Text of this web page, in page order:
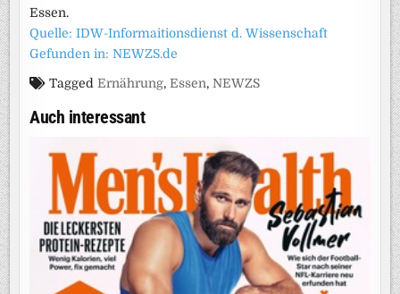
Essen.
Quelle: IDW-Informaitionsdienst d. Wissenschaft
Gefunden in: NEWZS.de
TaggedErnährung,Essen,NEWZS
Auch interessant